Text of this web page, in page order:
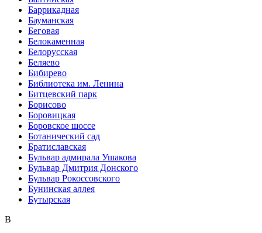
Баррикадная
Бауманская
Беговая
Белокаменная
Белорусская
Беляево
Бибирево
Библиотека им. Ленина
Битцевский парк
Борисово
Боровицкая
Боровское шоссе
Ботанический сад
Братиславская
Бульвар адмирала Ушакова
Бульвар Дмитрия Донского
Бульвар Рокоссовского
Бунинская аллея
Бутырская
В